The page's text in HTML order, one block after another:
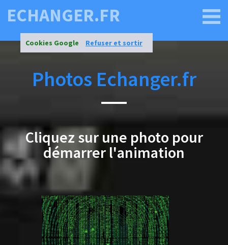
Cookies Google Refuser et sortir
ECHANGER.FR
Photos Echanger.fr
Cliquez sur une photo pour
démarrer l'animation